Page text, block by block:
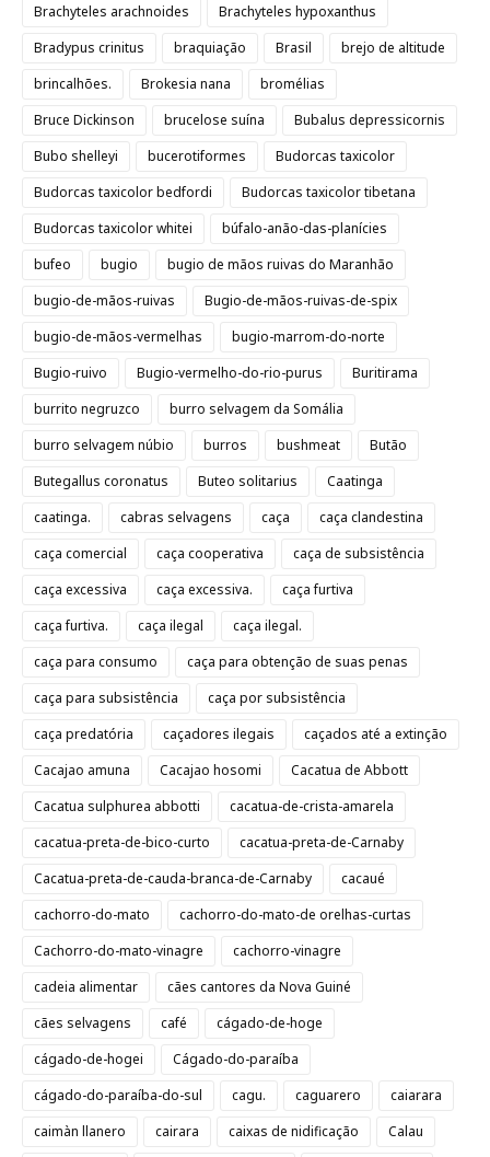
Brachyteles arachnoides
Brachyteles hypoxanthus
Bradypus crinitus
braquiação Brasil
brejo de altitude
brincalhões.
Brokesia nana
bromélias
Bruce Dickinson
brucelose suína
Bubalus depressicornis
Bubo shelleyi
bucerotiformes
Budorcas taxicolor
Budorcas taxicolor bedfordi
Budorcas taxicolor tibetana
Budorcas taxicolor whitei
búfalo-anão-das-planícies
bufeo
bugio
bugio de mãos ruivas do Maranhão
bugio-de-mãos-ruivas
Bugio-de-mãos-ruivas-de-spix
bugio-de-mãos-vermelhas
bugio-marrom-do-norte
Bugio-ruivo
Bugio-vermelho-do-rio-purus
Buritirama
burrito negruzco
burro selvagem da Somália
burro selvagem núbio
burros bushmeat
Butão
Butegallus coronatus
Buteo solitarius
Caatinga
caatinga.
cabras selvagens caça
caça clandestina
caça comercial
caça cooperativa
caça de subsistência
caça excessiva
caça excessiva.
caça furtiva
caça furtiva.
caça ilegal
caça ilegal.
caça para consumo
caça para obtenção de suas penas
caça para subsistência
caça por subsistência
caça predatória
caçadores ilegais
caçados até a extinção
Cacajao amuna
Cacajao hosomi
Cacatua de Abbott
Cacatua sulphurea abbotti
cacatua-de-crista-amarela
cacatua-preta-de-bico-curto
cacatua-preta-de-Carnaby
Cacatua-preta-de-cauda-branca-de-Carnaby
cacaué
cachorro-do-mato
cachorro-do-mato-de orelhas-curtas
Cachorro-do-mato-vinagre
cachorro-vinagre
cadeia alimentar
cães cantores da Nova Guiné
cães selvagens
café
cágado-de-hoge
cágado-de-hogei
Cágado-do-paraíba
cágado-do-paraíba-do-sul
cagu. caguarero
caiarara
caimàn llanero
cairara caixas de nidificação
Calau